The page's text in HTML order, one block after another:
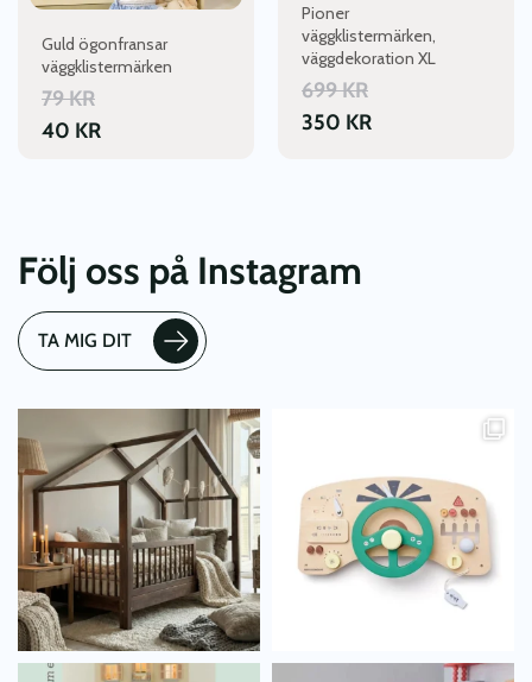
Guld ögonfransar
väggklistermärken
79KR
40 KR
Pioner
väggklistermärken,
väggdekoration XL
699KR
350 KR
Följ oss på Instagram
TA MIG DIT